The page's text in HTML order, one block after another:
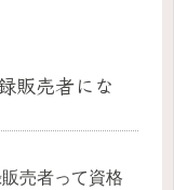
販売者にな
売者って資格